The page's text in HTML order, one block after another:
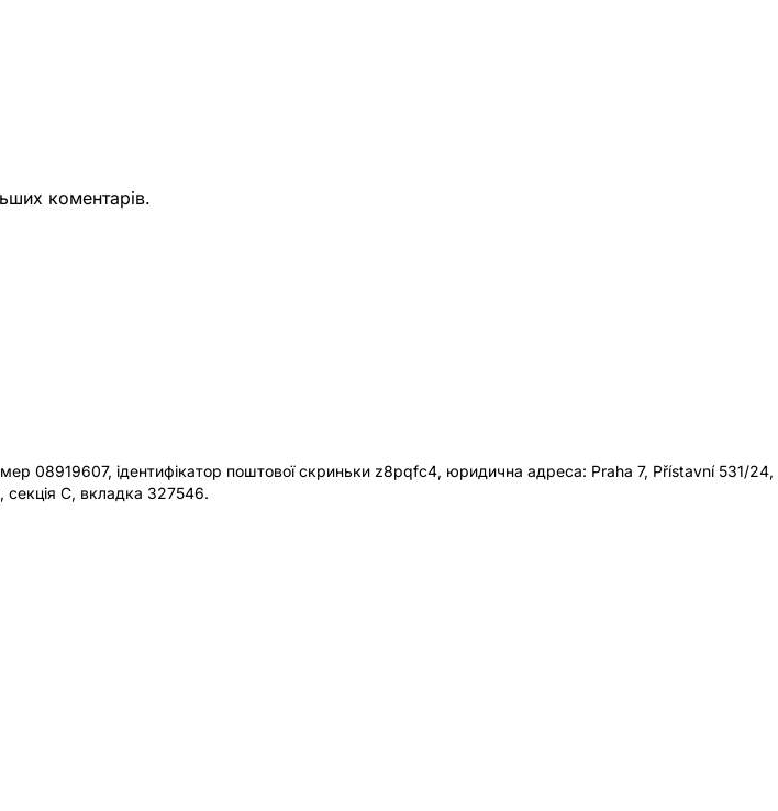
коментарів.
08919607, ідентифікатор поштової скриньки z8pqfc4, юридична адреса: Praha 7, Přístavní 531/24,
секція C, вкладка 327546.